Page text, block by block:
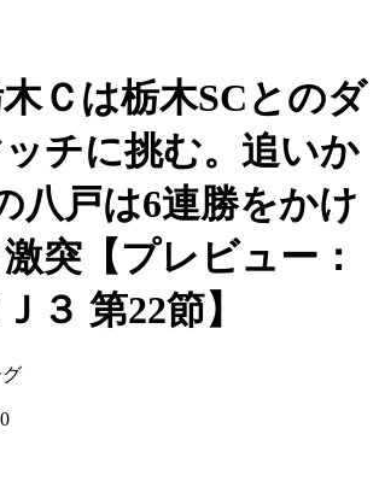
Ｃは栃木SCとのダ
チに挑む。追いか
八戸は6連勝をかけ
突【プレビュー：
３ 第22節】